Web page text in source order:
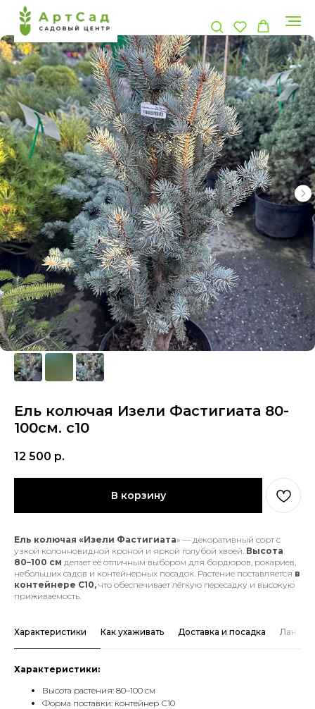
Ель колючая Изели Фастигиата 80-
100см. с10
12 500 р.
В корзину
Ель колючая «Изели Фастигиата» — декоративный сорт с
узкой колонновидной кроной и яркой голубой хвоей. Высота
80–100 см делает её отличным выбором для бордюров, рокариев,
небольших садов и контейнерных посадок. Растение поставляется в
контейнере С10, что обеспечивает лёгкую пересадку и высокую
приживаемость.
Характеристики Как ухаживать Доставка и посадка
Характеристики:
Высота растения: 80–100 см
Форма поставки: контейнер С10